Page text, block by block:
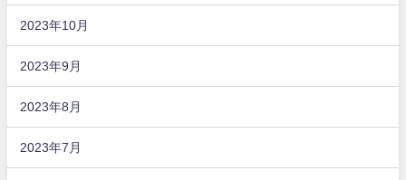
2023年10月
2023年9月
2023年8月
2023年7月